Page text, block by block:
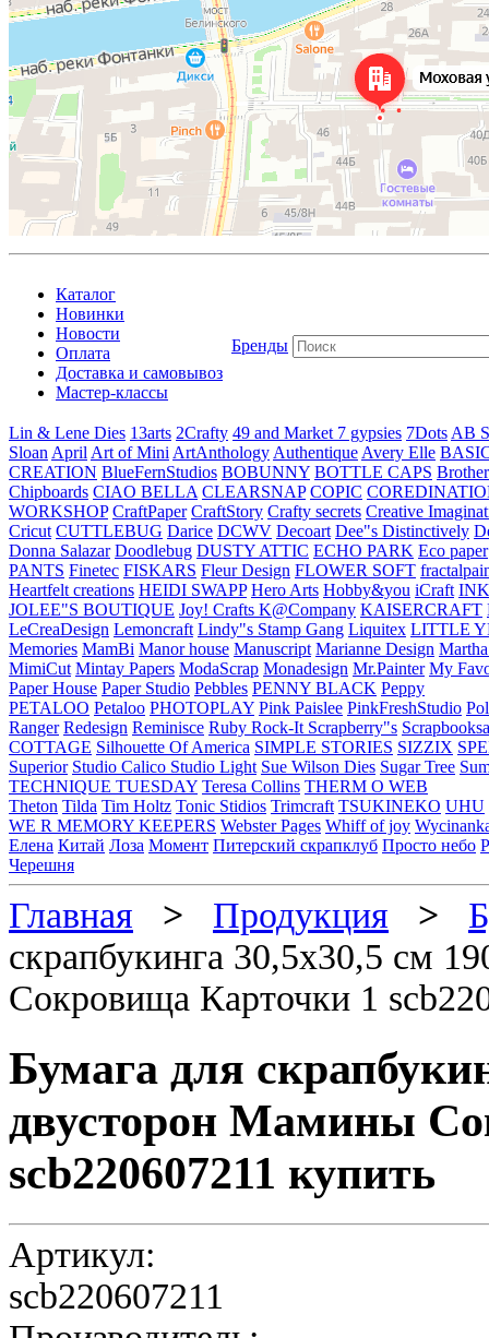
Каталог
Новинки
Новости
Оплата
Доставка и самовывоз
Мастер-классы
Бренды
Lin & Lene Dies 13arts 2Crafty 49 and Market 7 gypsies 7Dots AB
Sloan April Art of Mini ArtAnthology Authentique Avery Elle
CREATION BlueFernStudios BOBUNNY BOTTLE CAPS Brother
Chipboards CIAO BELLA CLEARSNAP COPIC
WORKSHOP CraftPaper CraftStory Crafty secrets Creative
Cricut CUTTLEBUG Darice DCWV Decoart Dee"s Distinctively
Donna Salazar Doodlebug DUSTY ATTIC ECHO PARK Eco paper
PANTS Finetec FISKARS Fleur Design FLOWER SOFT
Heartfelt creations HEIDI SWAPP Hero Arts Hobby&you iCraft
JOLEE"S BOUTIQUE Joy! Crafts K@Company KAISERCRAFT
LeCreaDesign Lemoncraft Lindy"s Stamp Gang Liquitex LITTLE
Memories MamBi Manor house Manuscript Marianne Design
MimiCut Mintay Papers ModaScrap Monadesign Mr.Painter My
Paper House Paper Studio Pebbles PENNY BLACK Peppy
PETALOO Petaloo PHOTOPLAY Pink Paislee PinkFreshStudio
Ranger Redesign Reminisce Ruby Rock-It Scrapberry"s
COTTAGE Silhouette Of America SIMPLE STORIES SIZZIX
Superior Studio Calico Studio Light Sue Wilson Dies Sugar Tree
TECHNIQUE TUESDAY Teresa Collins THERM O WEB
Theton Tilda Tim Holtz Tonic Stidios Trimcraft TSUKINEKO UHU
WE R MEMORY KEEPERS Webster Pages Whiff of joy
Елена Китай Лоза Момент Питерский скрапклуб Просто небо
Черешня
Главная > Продукция >
скрапбукинга 30,5х30,5 см
Сокровища Карточки 1
Бумага для
двусторон Мамины
scb220607211 купить
Артикул:
scb220607211